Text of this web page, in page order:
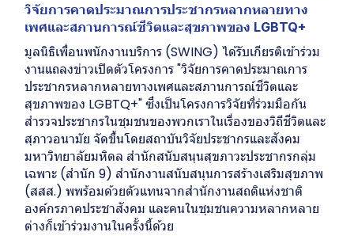
วิจัยการคาดประมาณการประชากรหลากหลายทาง
เพศและสภานการณ์ชีวิตและสุขภาพของ LGBTQ+
มูลนิธิเพื่อนพนักงานบริการ (SWING) ได้รับเกียรติเข้าร่วม
งานแถลงข่าวเปิดตัวโครงการ "วิจัยการคาดประมาณการ
ประชากรหลากหลายทางเพศและสภานการณ์ชีวิตและ
สุขภาพของ LGBTQ+" ซึ่งเป็นโครงการวิจัยที่ร่วมมือกัน
สำรวจประชากรในชุมชนของพวกเราในเรื่องของวิถีชีวิตและ
สุภาวอนามัย จัดขึ้นโดยสถาบันวิจัยประชากรและสังคม
มหาวิทยาลัยมหิดล สำนักสนับสนุนสุขภาวะประชากรกลุ่ม
เฉพาะ (สำนัก 9) สำนักงานสนับสนุนการสร้างเสริมสุขภาพ
(สสส.) พพร้อมด้วยตัวแทนจากสำนักงานสถติแห่งชาติ
องค์กรภาคประชาสังคม และคนในชุมชนความหลากหลาย
ต่างก็เข้าร่วมงานในครั้งนี้ด้วย